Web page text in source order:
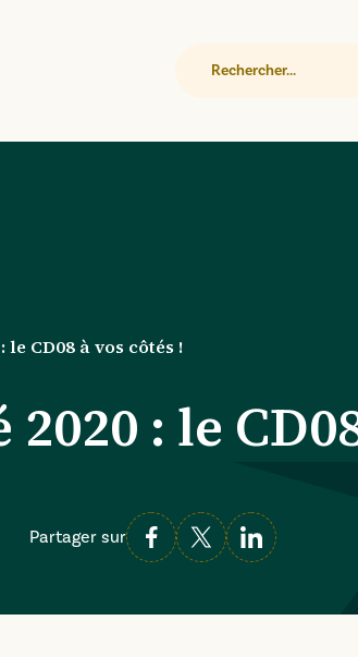
CD08 à vos côtés !
: le
Partager sur